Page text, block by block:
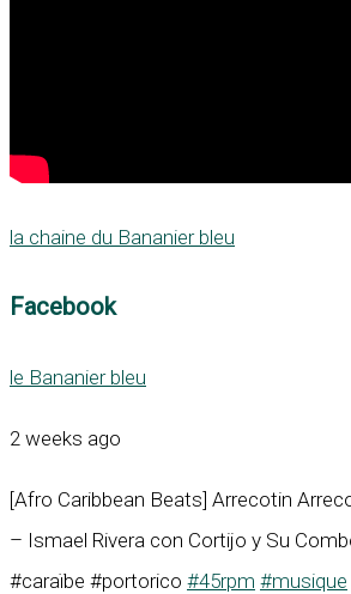
la chaine du Bananier bleu
Facebook
le Bananier bleu
2 weeks ago
[Afro Caribbean Beats] Arrecotin
– Ismael Rivera con Cortijo y Su
#caraïbe #portorico #45rpm #musique